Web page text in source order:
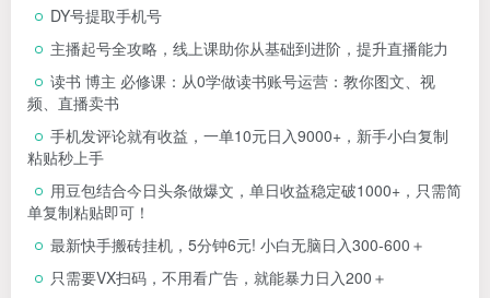
DY号提取手机号
主播起号全攻略，线上课助你从基础到进阶，提升直播能力
读书 博主 必修课：从0学做读书账号运营：教你图文、视
频、直播卖书
手机发评论就有收益，一单10元日入9000+，新手小白复制
粘贴秒上手
用豆包结合今日头条做爆文，单日收益稳定破1000+，只需简
单复制粘贴即可！
最新快手搬砖挂机，5分钟6元! 小白无脑日入300-600＋
只需要VX扫码，不用看广告，就能暴力日入200＋